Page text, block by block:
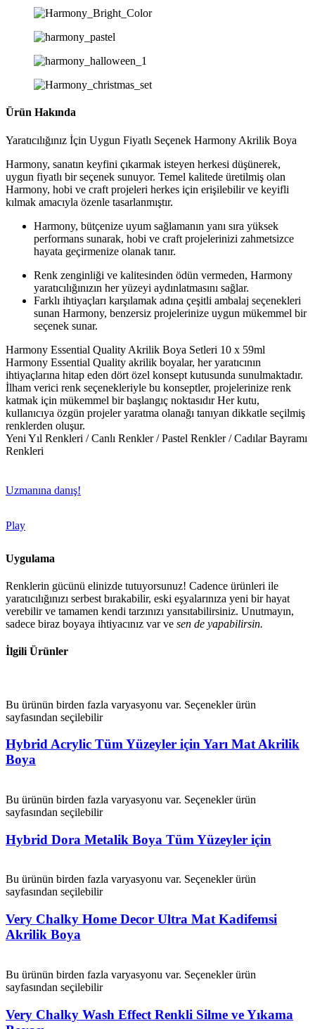
Ürün Hakında
Yaratıcılığınız İçin Uygun Fiyatlı Seçenek Harmony Akrilik Boya
Harmony, sanatın keyfini çıkarmak isteyen herkesi düşünerek,
uygun fiyatlı bir seçenek sunuyor. Temel kalitede üretilmiş olan
Harmony, hobi ve craft projeleri herkes için erişilebilir ve keyifli
kılmak amacıyla özenle tasarlanmıştır.
Harmony, bütçenize uyum sağlamanın yanı sıra yüksek
performans sunarak, hobi ve craft projelerinizi zahmetsizce
hayata geçirmenize olanak tanır.
Renk zenginliği ve kalitesinden ödün vermeden, Harmony
yaratıcılığınızın her yüzeyi aydınlatmasını sağlar.
Farklı ihtiyaçları karşılamak adına çeşitli ambalaj seçenekleri
sunan Harmony, benzersiz projelerinize uygun mükemmel bir
seçenek sunar.
Harmony Essential Quality Akrilik Boya Setleri 10 x 59ml
Harmony Essential Quality akrilik boyalar, her yaratıcının
ihtiyaçlarına hitap eden dört özel konsept kutusunda sunulmaktadır.
İlham verici renk seçenekleriyle bu konseptler, projelerinize renk
katmak için mükemmel bir başlangıç noktasıdır Her kutu,
kullanıcıya özgün projeler yaratma olanağı tanıyan dikkatle seçilmiş
renklerden oluşur.
Yeni Yıl Renkleri / Canlı Renkler / Pastel Renkler / Cadılar Bayramı
Renkleri
Uzmanına danış!
Play
Uygulama
Renklerin gücünü elinizde tutuyorsunuz! Cadence ürünleri ile
yaratıcılığınızı serbest bırakabilir, eski eşyalarınıza yeni bir hayat
verebilir ve tamamen kendi tarzınızı yansıtabilirsiniz. Unutmayın,
sadece biraz boyaya ihtiyacınız var ve sen de yapabilirsin.
İlgili Ürünler
Bu ürünün birden fazla varyasyonu var. Seçenekler ürün
sayfasından seçilebilir
Hybrid Acrylic Tüm Yüzeyler için Yarı Mat Akrilik
Boya
Bu ürünün birden fazla varyasyonu var. Seçenekler ürün
sayfasından seçilebilir
Hybrid Dora Metalik Boya Tüm Yüzeyler için
Bu ürünün birden fazla varyasyonu var. Seçenekler ürün
sayfasından seçilebilir
Very Chalky Home Decor Ultra Mat Kadifemsi
Akrilik Boya
Bu ürünün birden fazla varyasyonu var. Seçenekler ürün
sayfasından seçilebilir
Very Chalky Wash Effect Renkli Silme ve Yıkama